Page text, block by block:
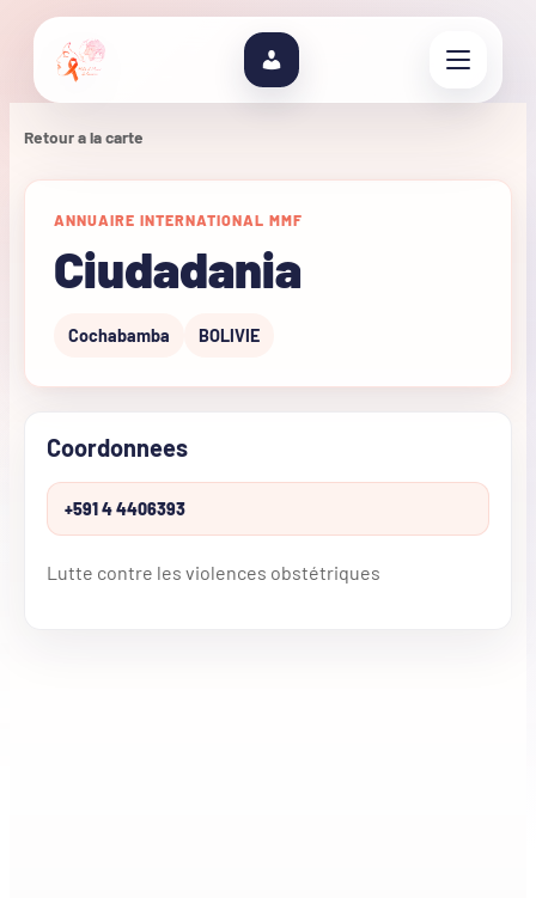
Retour a la carte
ANNUAIRE INTERNATIONAL MMF
Ciudadania
Cochabamba BOLIVIE
Coordonnees
+591 4 4406393
Lutte contre les violences obstétriques